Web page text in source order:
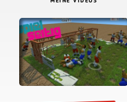
MEINE VIDEOS